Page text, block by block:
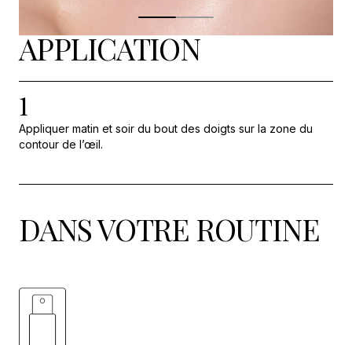
APPLICATION
1
Appliquer matin et soir du bout des doigts sur la zone du
contour de l’œil.
DANS VOTRE ROUTINE